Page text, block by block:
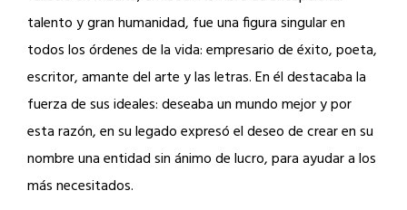
talento y gran humanidad, fue una figura singular en
todos los órdenes de la vida: empresario de éxito, poeta,
escritor, amante del arte y las letras. En él destacaba la
fuerza de sus ideales: deseaba un mundo mejor y por
esta razón, en su legado expresó el deseo de crear en su
nombre una entidad sin ánimo de lucro, para ayudar a los
más necesitados.